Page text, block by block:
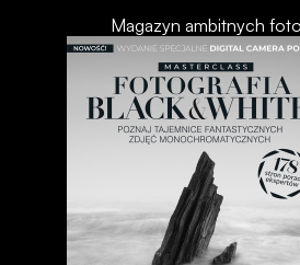
Magazyn ambitnych